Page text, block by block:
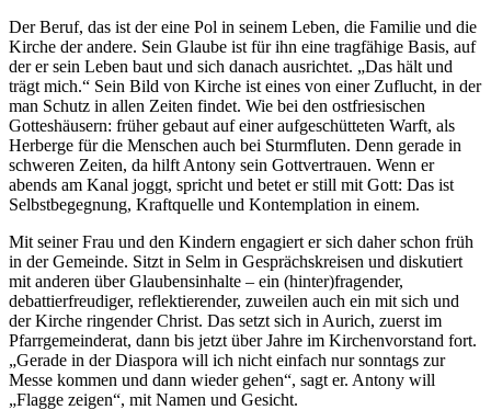
Der Beruf, das ist der eine Pol in seinem Leben, die Familie und die
Kirche der andere. Sein Glaube ist für ihn eine tragfähige Basis, auf
der er sein Leben baut und sich danach ausrichtet. „Das hält und
trägt mich.“ Sein Bild von Kirche ist eines von einer Zuflucht, in der
man Schutz in allen Zeiten findet. Wie bei den ostfriesischen
Gotteshäusern: früher gebaut auf einer aufgeschütteten Warft, als
Herberge für die Menschen auch bei Sturmfluten. Denn gerade in
schweren Zeiten, da hilft Antony sein Gottvertrauen. Wenn er
abends am Kanal joggt, spricht und betet er still mit Gott: Das ist
Selbstbegegnung, Kraftquelle und Kontemplation in einem.
Mit seiner Frau und den Kindern engagiert er sich daher schon früh
in der Gemeinde. Sitzt in Selm in Gesprächskreisen und diskutiert
mit anderen über Glaubensinhalte – ein (hinter)fragender,
debattierfreudiger, reflektierender, zuweilen auch ein mit sich und
der Kirche ringender Christ. Das setzt sich in Aurich, zuerst im
Pfarrgemeinderat, dann bis jetzt über Jahre im Kirchenvorstand fort.
„Gerade in der Diaspora will ich nicht einfach nur sonntags zur
Messe kommen und dann wieder gehen“, sagt er. Antony will
„Flagge zeigen“, mit Namen und Gesicht.